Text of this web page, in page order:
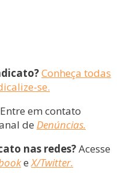
Conheça todas
se.
Entre em contato
de Denúncias.
nas redes?Acesse
eX/Twitter.